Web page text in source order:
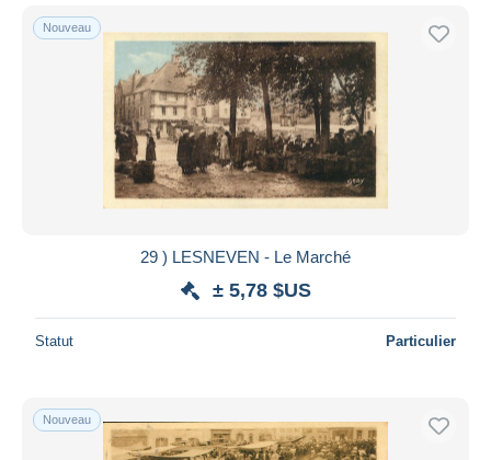
Nouveau
29 ) LESNEVEN - Le Marché
± 5,78 $US
Statut Particulier
Nouveau